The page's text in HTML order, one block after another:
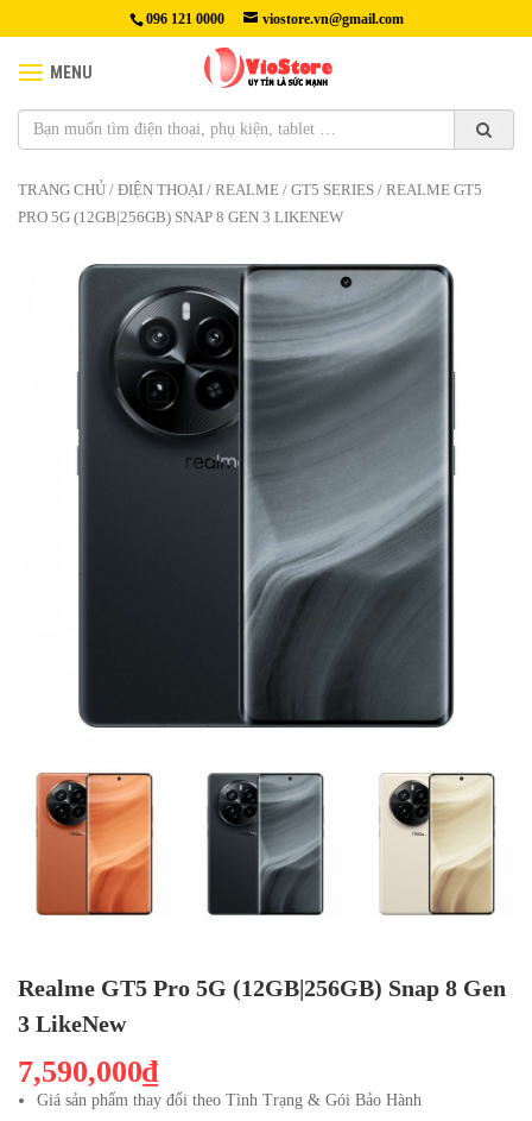
096 121 0000 viostore.vn@gmail.com
MENU
TRANG CHỦ / ĐIỆN THOẠI / REALME / GT5 SERIES / REALME GT5
PRO 5G (12GB|256GB) SNAP 8 GEN 3 LIKENEW
Realme GT5 Pro 5G (12GB|256GB) Snap 8 Gen
3 LikeNew
7,590,000₫
Giá sản phẩm thay đổi theo Tình Trạng & Gói Bảo Hành